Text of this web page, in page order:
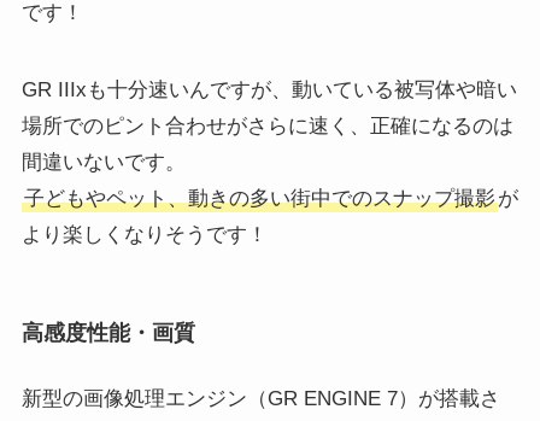
です！
GR IIIxも十分速いんですが、動いている被写体や暗い
場所でのピント合わせがさらに速く、正確になるのは
間違いないです。
子どもやペット、動きの多い街中でのスナップ撮影が
より楽しくなりそうです！
高感度性能・画質
新型の画像処理エンジン（GR ENGINE 7）が搭載さ